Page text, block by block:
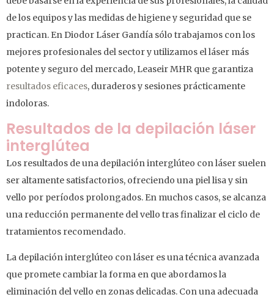
de los equipos y las medidas de higiene y seguridad que se
practican. En Diodor Láser Gandía sólo trabajamos con los
mejores profesionales del sector y utilizamos el láser más
potente y seguro del mercado, Leaseir MHR que garantiza
resultados eficaces, duraderos y sesiones prácticamente
indoloras.
Resultados de la depilación láser
interglútea
Los resultados de una depilación interglúteo con láser suelen
ser altamente satisfactorios, ofreciendo una piel lisa y sin
vello por períodos prolongados. En muchos casos, se alcanza
una reducción permanente del vello tras finalizar el ciclo de
tratamientos recomendado.
La depilación interglúteo con láser es una técnica avanzada
que promete cambiar la forma en que abordamos la
eliminación del vello en zonas delicadas. Con una adecuada